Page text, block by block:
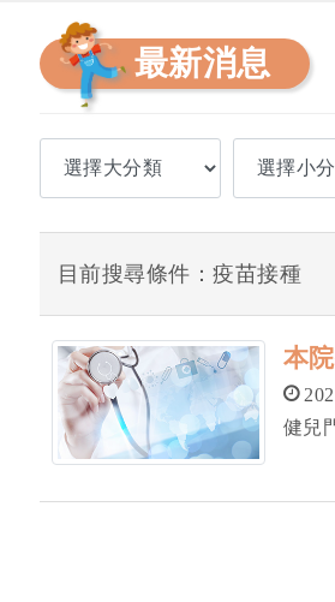
最新消息
目前搜尋條件：疫苗接種
本
健兒